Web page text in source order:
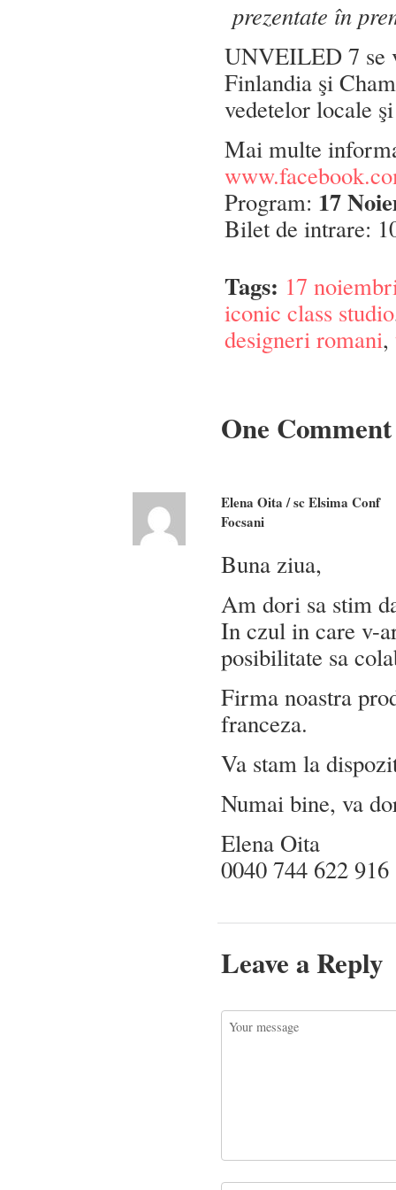
prezentate în
UNVEILED 7 se
Finlandia şi
vedetelor locale
Mai multe
Program: 17
Bilet de intrare:
Tags: 17
iconic class studio
designeri romani,
One Comment
Elena Oita / sc Elsima Conf
Focsani
Buna ziua,
Am dori sa stim
In czul in care v-
posibilitate sa
Firma noastra
franceza.
Va stam la
Numai bine, va
Elena Oita
0040 744 622 916
Leave a Reply